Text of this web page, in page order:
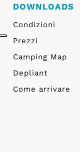
DOWNLOADS
Condizioni
Prezzi
Camping Map
Depliant
Come arrivare